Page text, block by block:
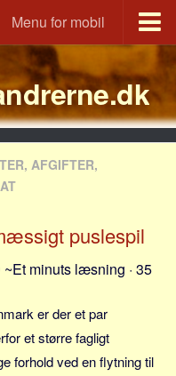
Menu for mobil
AFGIFTER,
puslespil
~Et minuts læsning · 35
er der et par
et større fagligt
forhold ved en flytning til